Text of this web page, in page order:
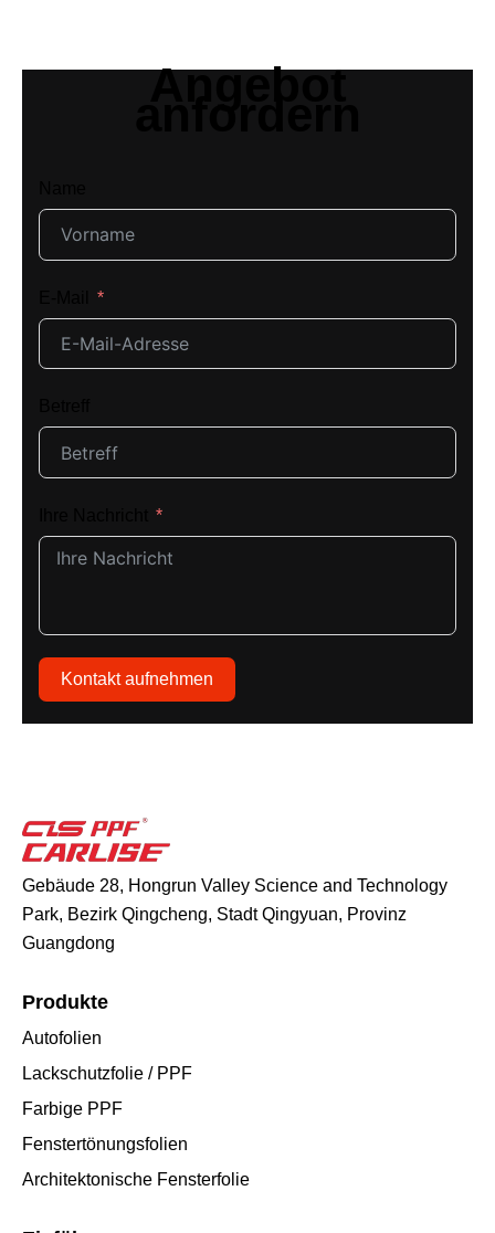
Angebot
Kontakt aufnehmen
Gebäude 28, Hongrun Valley Science and Technology
Park, Bezirk Qingcheng, Stadt Qingyuan, Provinz
Guangdong
Produkte
Autofolien
Lackschutzfolie / PPF
Farbige PPF
Fenstertönungsfolien
Architektonische Fensterfolie